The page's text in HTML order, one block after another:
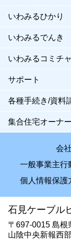
いわみるひかり
いわみるでんき
いわみるコミチ
サポート
各種手続き/資料
集合住宅オーナ
会
一般事業主行
個人情報保護
石見ケーブル
〒697-0015 島
山陰中央新報西